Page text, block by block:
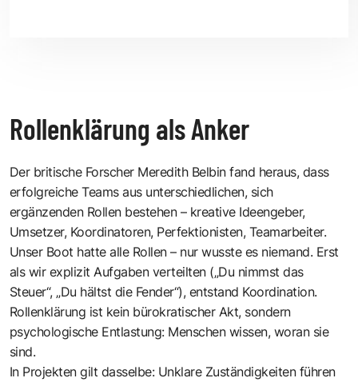
Rollenklärung als Anker
Der britische Forscher Meredith Belbin fand heraus, dass
erfolgreiche Teams aus unterschiedlichen, sich
ergänzenden Rollen bestehen – kreative Ideengeber,
Umsetzer, Koordinatoren, Perfektionisten, Teamarbeiter.
Unser Boot hatte alle Rollen – nur wusste es niemand. Erst
als wir explizit Aufgaben verteilten („Du nimmst das
Steuer“, „Du hältst die Fender“), entstand Koordination.
Rollenklärung ist kein bürokratischer Akt, sondern
psychologische Entlastung: Menschen wissen, woran sie
sind.
In Projekten gilt dasselbe: Unklare Zuständigkeiten führen